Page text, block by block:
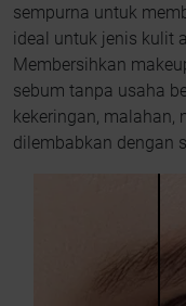
sempurna untuk
ideal untuk jenis kulit
Membersihkan
sebum tanpa usaha
kekeringan, malahan,
dilembabkan dengan